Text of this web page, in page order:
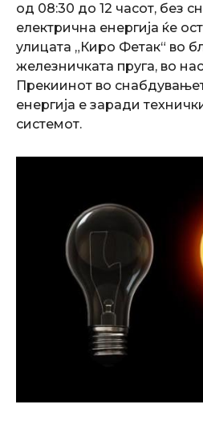
од 08:30 до 12 часот, без
електрична енергија ќе
улицата „Киро Фетак“ во
железничката пруга, во
Прекиинот во
енергија е заради
системот.